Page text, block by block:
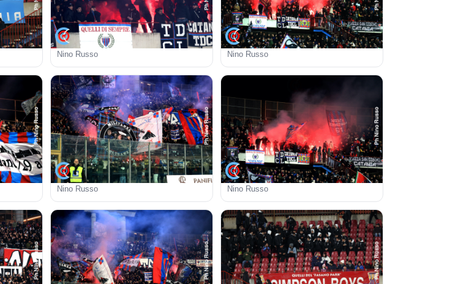
Nino Russo Nino Russo
Nino Russo Nino Russo